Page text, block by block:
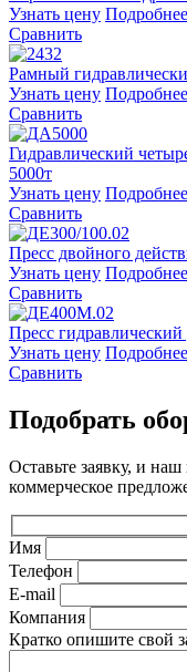
Узнать цену Подробнее
Сравнить
Рамный
Узнать цену Подробнее
Сравнить
Гидравлический
5000т
Узнать цену Подробнее
Сравнить
Пресс двойного
Узнать цену Подробнее
Сравнить
Пресс
Узнать цену Подробнее
Сравнить
Подобрать
Оставьте заявку, и
коммерческое
Имя
Телефон
E-mail
Компания
Кратко опишите свой